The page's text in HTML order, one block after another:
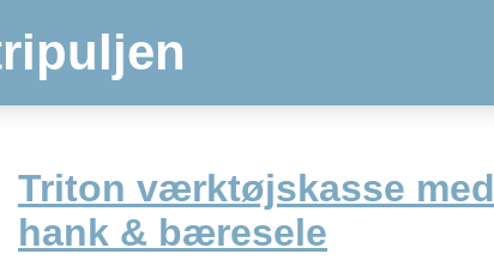
Triton værktøjskasse med
hank & bæresele